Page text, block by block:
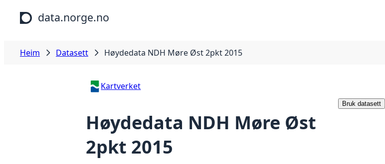
Hopp til hovudinnhald
data.norge.no
Heim Datasett Høydedata NDH Møre Øst 2pkt 2015
Kartverket
Høydedata NDH Møre Øst
2pkt 2015
Bruk datasett